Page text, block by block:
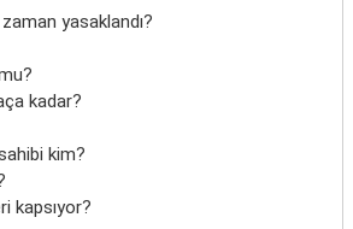
yasaklandı?
kadar?
kim?
kapsıyor?